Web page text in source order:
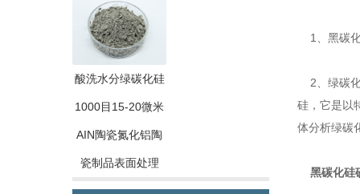
酸洗水分绿碳化硅
1000目15-20微米
AIN陶瓷氮化铝陶
瓷制品表面处理
1、黑碳化
2、绿碳化
硅，它是以
体分析绿碳
黑碳化硅